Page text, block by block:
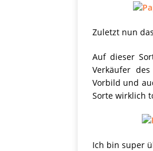
Zuletzt nun
Auf dieser
Verkäufer
Vorbild und
Sorte wirklich
Ich bin super